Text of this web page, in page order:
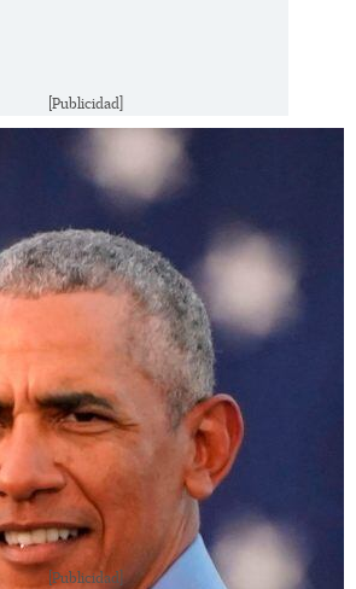
[Publicidad]
[Publicidad]